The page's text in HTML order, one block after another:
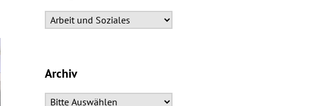
Archiv